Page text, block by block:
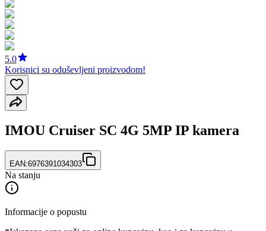
5.0
Korisnici su oduševljeni proizvodom!
IMOU Cruiser SC 4G 5MP IP kamera
EAN:6976391034303
Na stanju
Informacije o popustu